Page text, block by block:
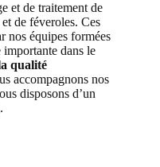
et de traitement de
de féveroles. Ces
nos équipes formées
dans le
qualité
accompagnons nos
disposons d’un